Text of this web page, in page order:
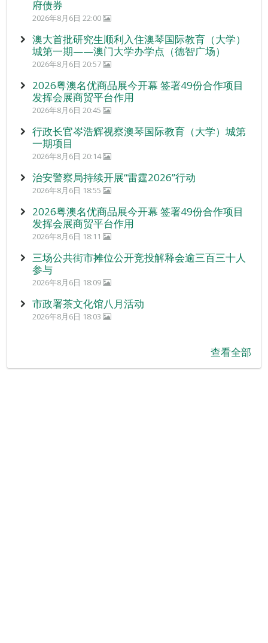
府债券
2026年8月6日 22:00
澳大首批研究生顺利入住澳琴国际教育（大学）
城第一期——澳门大学办学点（德智广场）
2026年8月6日 20:57
2026粤澳名优商品展今开幕 签署49份合作项目
发挥会展商贸平台作用
2026年8月6日 20:45
行政长官岑浩辉视察澳琴国际教育（大学）城第
一期项目
2026年8月6日 20:14
治安警察局持续开展“雷霆2026”行动
2026年8月6日 18:55
2026粤澳名优商品展今开幕 签署49份合作项目
发挥会展商贸平台作用
2026年8月6日 18:11
三场公共街市摊位公开竞投解释会逾三百三十人
参与
2026年8月6日 18:09
市政署茶文化馆八月活动
2026年8月6日 18:03
查看全部